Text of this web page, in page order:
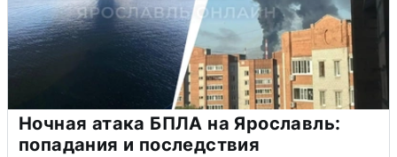
Ночная атака БПЛА на Ярославль:
попадания и последствия